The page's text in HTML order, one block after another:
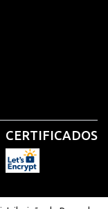
CERTIFICADOS